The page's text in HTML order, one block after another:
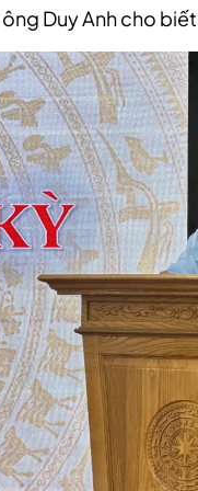
Duy Anh cho